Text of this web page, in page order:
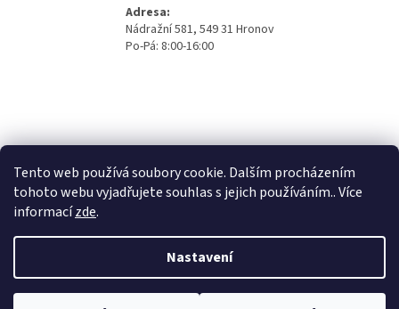
Tento web používá soubory cookie. Dalším procházením
tohoto webu vyjadřujete souhlas s jejich používáním.. Více
informacízde.
Nastavení
Adresa:
Nádražní 581, 549 31 Hronov
Po-Pá: 8:00-16:00
Vytvořil Shoptet